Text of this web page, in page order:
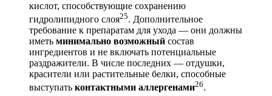
кислот, способствующие сохранению
гидролипидного слоя25. Дополнительное
требование к препаратам для ухода — они должны
иметь минимально возможный состав
ингредиентов и не включать потенциальные
раздражители. В числе последних — отдушки,
красители или растительные белки, способные
выступать контактными аллергенами26.